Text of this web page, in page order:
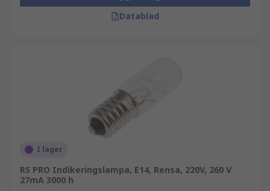
Datablad
I lager
RS PRO Indikeringslampa, E14, Rensa, 220V, 260 V
27mA 3000 h